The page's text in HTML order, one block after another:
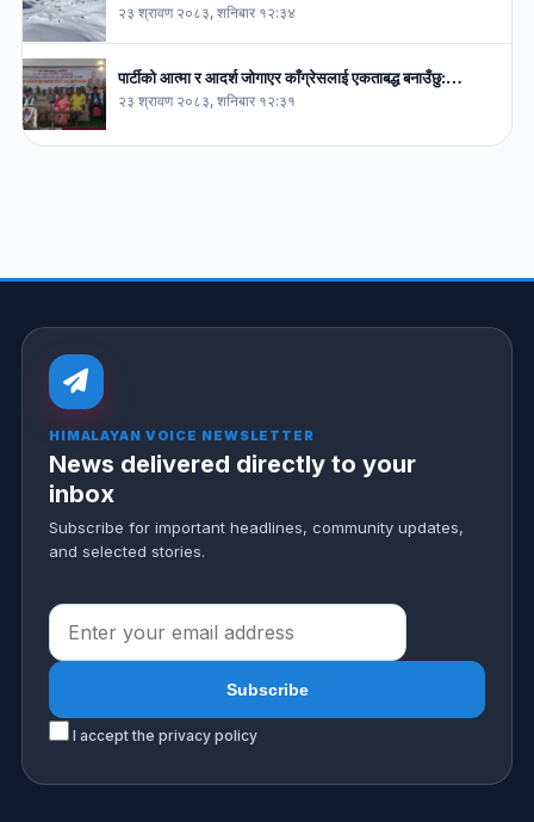
२३ श्रावण २०८३, शनिबार १२:३४
पार्टीको आत्मा र आदर्श जोगाएर काँग्रेसलाई एकताबद्ध बनाउँछु:…
२३ श्रावण २०८३, शनिबार १२:३१
HIMALAYAN VOICE NEWSLETTER
News delivered directly to your
inbox
Subscribe for important headlines, community updates,
and selected stories.
I accept the privacy policy